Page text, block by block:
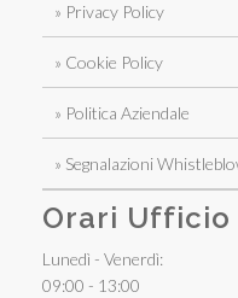
» Privacy Policy
» Cookie Policy
» Politica Aziendale
» Segnalazioni
Orari Ufficio
Lunedì - Venerdì:
09:00 - 13:00